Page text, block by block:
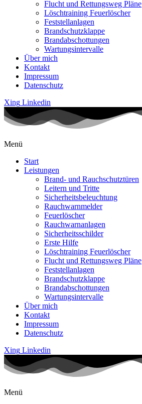
Flucht und Rettungsweg Pläne
Löschtraining Feuerlöscher
Feststellanlagen
Brandschutzklappe
Brandabschottungen
Wartungsintervalle
Über mich
Kontakt
Impressum
Datenschutz
Xing Linkedin
Menü
Start
Leistungen
Brand- und Rauchschutztüren
Leitern und Tritte
Sicherheitsbeleuchtung
Rauchwarnmelder
Feuerlöscher
Rauchwarnanlagen
Sicherheitsschilder
Erste Hilfe
Löschtraining Feuerlöscher
Flucht und Rettungsweg Pläne
Feststellanlagen
Brandschutzklappe
Brandabschottungen
Wartungsintervalle
Über mich
Kontakt
Impressum
Datenschutz
Xing Linkedin
Menü